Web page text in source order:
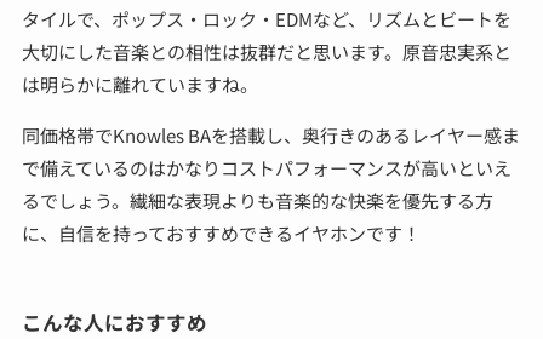
タイルで、ポップス・ロック・EDMなど、リズムとビートを
大切にした音楽との相性は抜群だと思います。原音忠実系と
は明らかに離れていますね。
同価格帯でKnowles BAを搭載し、奥行きのあるレイヤー感ま
で備えているのはかなりコストパフォーマンスが高いといえ
るでしょう。繊細な表現よりも音楽的な快楽を優先する方
に、自信を持っておすすめできるイヤホンです！
こんな人におすすめ